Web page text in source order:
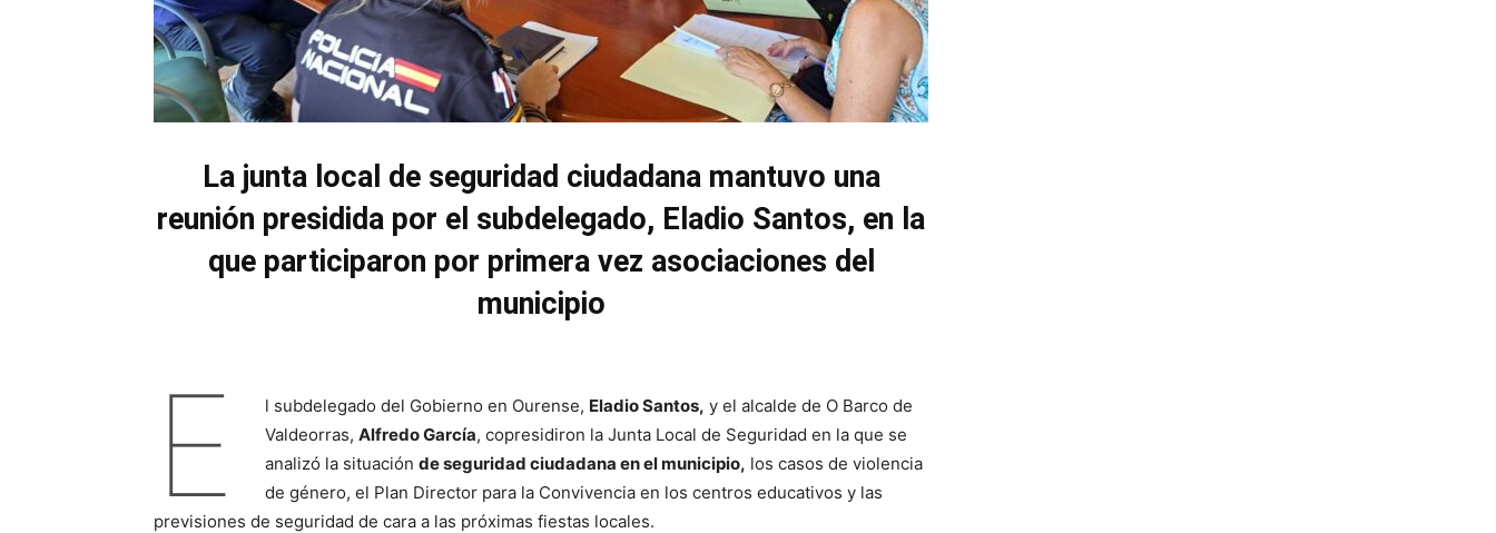
La junta local de seguridad ciudadana mantuvo una
reunión presidida por el subdelegado, Eladio Santos, en la
que participaron por primera vez asociaciones del
municipio
E l subdelegado del Gobierno en Ourense, Eladio Santos, y el alcalde de O Barco de
Valdeorras, Alfredo García, copresidiron la Junta Local de Seguridad en la que se
analizó la situación de seguridad ciudadana en el municipio, los casos de violencia
de género, el Plan Director para la Convivencia en los centros educativos y las
previsiones de seguridad de cara a las próximas fiestas locales.